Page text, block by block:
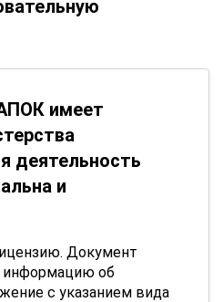
имеет
деятельность
и
Документ
информацию об
с указанием вида